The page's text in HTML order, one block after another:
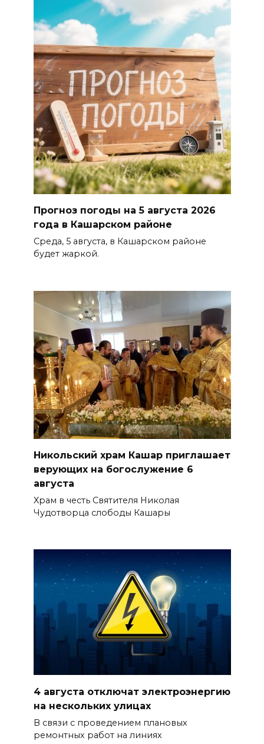
Прогноз погоды на 5 августа 2026
года в Кашарском районе
Среда, 5 августа, в Кашарском районе
будет жаркой.
Никольский храм Кашар приглашает
верующих на богослужение 6
августа
Храм в честь Святителя Николая
Чудотворца слободы Кашары
4 августа отключат электроэнергию
на нескольких улицах
В связи с проведением плановых
ремонтных работ на линиях